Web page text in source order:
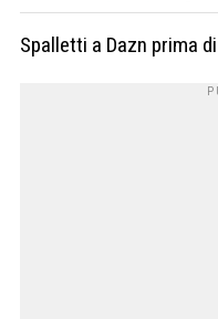
Spalletti a Dazn prima